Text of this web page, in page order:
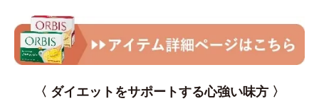
〈 ダイエットをサポートする心強い味方 〉